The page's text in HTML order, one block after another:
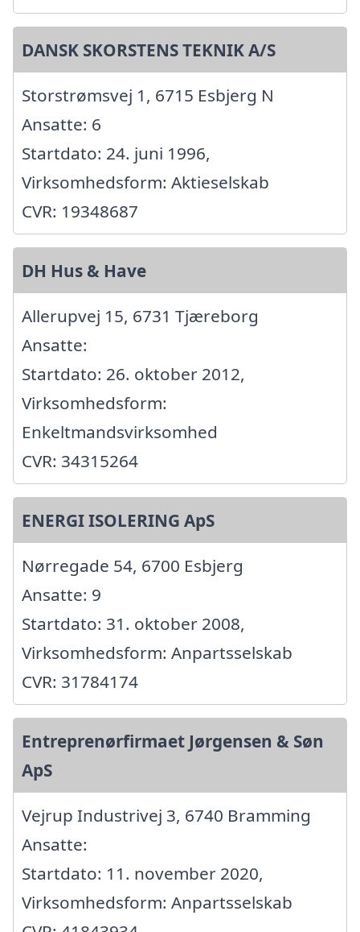
DANSK SKORSTENS TEKNIK A/S
Storstrømsvej 1, 6715 Esbjerg N
Ansatte: 6
Startdato: 24. juni 1996,
Virksomhedsform: Aktieselskab
CVR: 19348687
DH Hus & Have
Allerupvej 15, 6731 Tjæreborg
Ansatte:
Startdato: 26. oktober 2012,
Virksomhedsform:
Enkeltmandsvirksomhed
CVR: 34315264
ENERGI ISOLERING ApS
Nørregade 54, 6700 Esbjerg
Ansatte: 9
Startdato: 31. oktober 2008,
Virksomhedsform: Anpartsselskab
CVR: 31784174
Entreprenørfirmaet Jørgensen & Søn
ApS
Vejrup Industrivej 3, 6740 Bramming
Ansatte:
Startdato: 11. november 2020,
Virksomhedsform: Anpartsselskab